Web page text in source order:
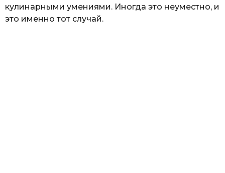
кулинарными умениями. Иногда это неуместно, и
это именно тот случай.